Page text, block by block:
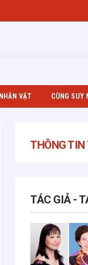
NHÂN VẬT CÙNG SUY
THÔNG
TÁC GIẢ -